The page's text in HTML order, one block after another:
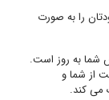
را به صورت
شما به روز است.
از شما و
می کند.